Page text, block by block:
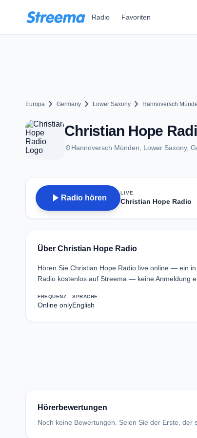
Radio Favoriten
Europa chevron_right Germany chevron_right Lower Saxony chevron_right Hannoversch
Christian Hope
placeHannoversch Münden, Lower Saxony,
play_arrow Radio hören
LIVE
Christian Hope Radio
Über Christian Hope Radio
Hören Sie Christian Hope Radio live online — ein
Radio kostenlos auf Streema — keine Anmeldung
FREQUENZ
Online only
SPRACHE
English
Hörerbewertungen
Noch keine Bewertungen. Seien Sie der Erste, der